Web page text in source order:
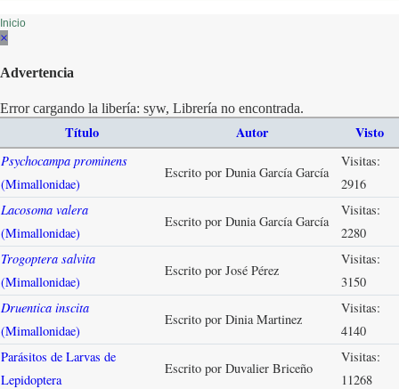
Inicio
×
Advertencia
Error cargando la libería: syw, Librería no encontrada.
Título Autor Visto
Psychocampa prominens
(Mimallonidae)
Escrito por Dunia García García
Visitas:
2916
Lacosoma valera
(Mimallonidae)
Escrito por Dunia García García
Visitas:
2280
Trogoptera salvita
(Mimallonidae)
Escrito por José Pérez
Visitas:
3150
Druentica inscita
(Mimallonidae)
Escrito por Dinia Martinez
Visitas:
4140
Parásitos de Larvas de
Lepidoptera
Escrito por Duvalier Briceño
Visitas:
11268